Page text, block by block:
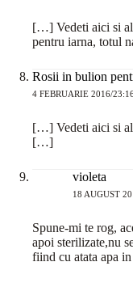
[…] Vedeti aici si
pentru iarna, totul
Rosii in bulion
4 FEBRUARIE 2016/
[…] Vedeti aici si
[…]
violeta
18 AUGUST
Spune-mi te rog,
apoi sterilizate,nu
fiind cu atata apa